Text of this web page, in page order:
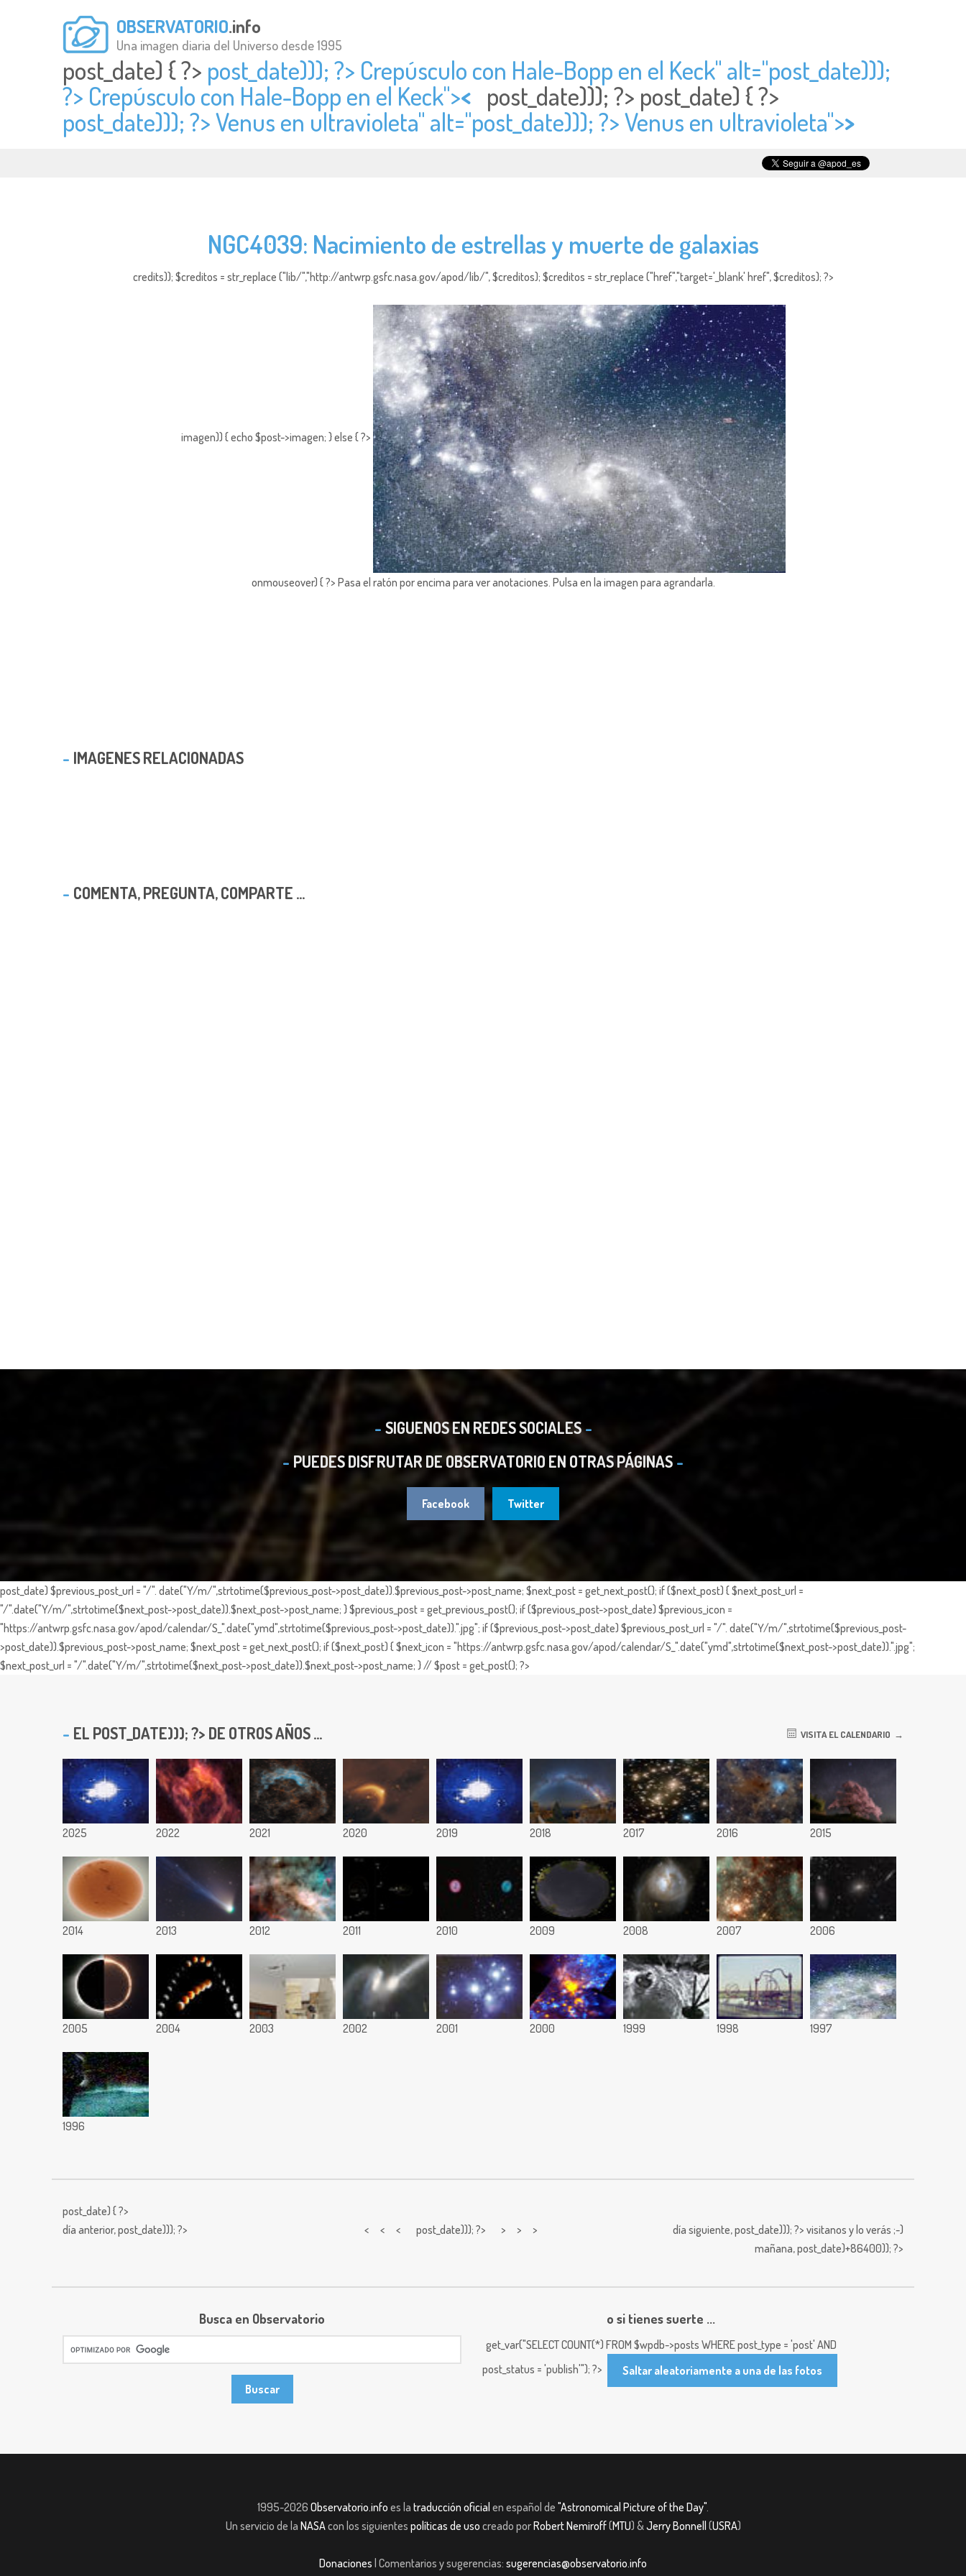
OBSERVATORIO.info
Una imagen diaria del Universo desde 1995
post_date) { ?> post_date))); ?> Crepúsculo con Hale-Bopp en el Keck" alt="post_date)));
?> Crepúsculo con Hale-Bopp en el Keck">< post_date))); ?> post_date) { ?>
post_date))); ?> Venus en ultravioleta" alt="post_date))); ?> Venus en ultravioleta">>
NGC4039: Nacimiento de estrellas y muerte de galaxias
credits)); $creditos = str_replace ("lib/","http://antwrp.gsfc.nasa.gov/apod/lib/", $creditos); $creditos = str_replace ("href","target='_blank' href", $creditos); ?>
imagen)) { echo $post->imagen; } else { ?>
onmouseover) { ?> Pasa el ratón por encima para ver anotaciones. Pulsa en la imagen para agrandarla.
IMAGENES RELACIONADAS
COMENTA, PREGUNTA, COMPARTE ...
SIGUENOS EN REDES SOCIALES
PUEDES DISFRUTAR DE OBSERVATORIO EN OTRAS PÁGINAS
Facebook Twitter
post_date) $previous_post_url = "/". date("Y/m/",strtotime($previous_post->post_date)).$previous_post->post_name; $next_post = get_next_post(); if ($next_post) { $next_post_url =
"/".date("Y/m/",strtotime($next_post->post_date)).$next_post->post_name; } $previous_post = get_previous_post(); if ($previous_post->post_date) $previous_icon =
"https://antwrp.gsfc.nasa.gov/apod/calendar/S_".date("ymd",strtotime($previous_post->post_date)).".jpg"; if ($previous_post->post_date) $previous_post_url = "/". date("Y/m/",strtotime($previous_post-
>post_date)).$previous_post->post_name; $next_post = get_next_post(); if ($next_post) { $next_icon = "https://antwrp.gsfc.nasa.gov/apod/calendar/S_".date("ymd",strtotime($next_post->post_date)).".jpg";
$next_post_url = "/".date("Y/m/",strtotime($next_post->post_date)).$next_post->post_name; } // $post = get_post(); ?>
EL POST_DATE))); ?> DE OTROS AÑOS ... VISITA EL CALENDARIO
2025 2022 2021 2020 2019 2018 2017 2016 2015
2014 2013 2012 2011 2010 2009 2008 2007 2006
2005 2004 2003 2002 2001 2000 1999 1998 1997
1996
post_date) { ?>
día anterior,post_date))); ?> < < < post_date))); ?> > > > día siguiente,post_date))); ?> visitanos y lo verás ;-)
mañana,post_date)+86400)); ?>
Busca en Observatorio o si tienes suerte ...
get_var("SELECT COUNT(*) FROM $wpdb->posts WHERE post_type = 'post' AND
post_status = 'publish'"); ?>
Saltar aleatoriamente a una de las fotos
1995-2026 Observatorio.info es la traducción oficial en español de "Astronomical Picture of the Day".
Un servicio de la NASAcon los siguientes políticas de uso creado porRobert Nemiroff(MTU) &Jerry Bonnell (USRA)
Donaciones | Comentarios y sugerencias: sugerencias@observatorio.info